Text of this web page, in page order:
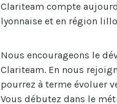
Clariteam compte
lyonnaise et en région
Nous encourageons le
Clariteam. En nous
pourrez à terme évoluer
Vous débutez dans le